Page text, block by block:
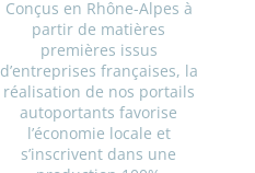
Conçus en Rhône-Alpes à
partir de matières
premières issus
d’entreprises françaises, la
réalisation de nos portails
autoportants favorise
l’économie locale et
s’inscrivent dans une